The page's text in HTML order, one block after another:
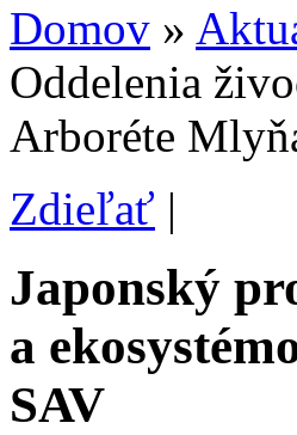
Domov »
Oddelenia
Arboréte
Zdieľať |
Japonský
a
SAV